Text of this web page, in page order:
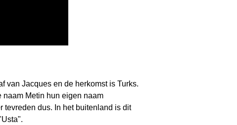
van Jacques en de herkomst is Turks.
Metin hun eigen naam
tevreden dus. In het buitenland is dit